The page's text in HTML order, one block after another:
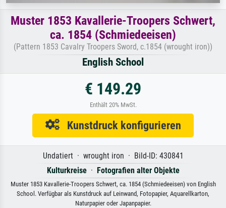
Muster 1853 Kavallerie-Troopers Schwert,
ca. 1854 (Schmiedeeisen)
(Pattern 1853 Cavalry Troopers Sword, c.1854 (wrought iron))
English School
€ 149.29
Enthält 20% MwSt.
Kunstdruck konfigurieren
Undatiert · wrought iron · Bild-ID: 430841
Kulturkreise· Fotografien alter Objekte
Muster 1853 Kavallerie-Troopers Schwert, ca. 1854 (Schmiedeeisen) von English
School. Verfügbar als Kunstdruck auf Leinwand, Fotopapier, Aquarellkarton,
Naturpapier oder Japanpapier.